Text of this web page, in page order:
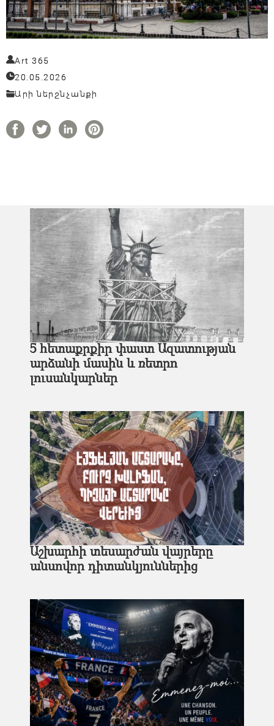
Art 365
20.05.2026
Արի ներշնչանքի
5 հետաքրքիր փաստ Ազատության
արձանի մասին և ռետրո
լուսանկարներ
Աշխարհի տեսարժան վայրերը
անսովոր դիտանկյուններից